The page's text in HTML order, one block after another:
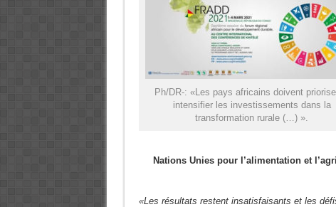
Ph/DR-: «Les pays africains doivent
intensifier les investissements dans la
transformation rurale (…) ».
Nations Unies pour l’alimentation et
«Les résultats restent insatisfaisants et les